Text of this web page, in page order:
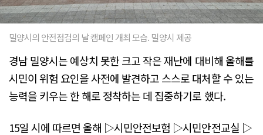
밀양시의 안전점검의 날 캠페인 개최 모습. 밀양시 제공
경남 밀양시는 예상치 못한 크고 작은 재난에 대비해 올해를
시민이 위험 요인을 사전에 발견하고 스스로 대처할 수 있는
능력을 키우는 한 해로 정착하는 데 집중하기로 했다.
15일 시에 따르면 올해 ▷시민안전보험 ▷시민안전교실 ▷